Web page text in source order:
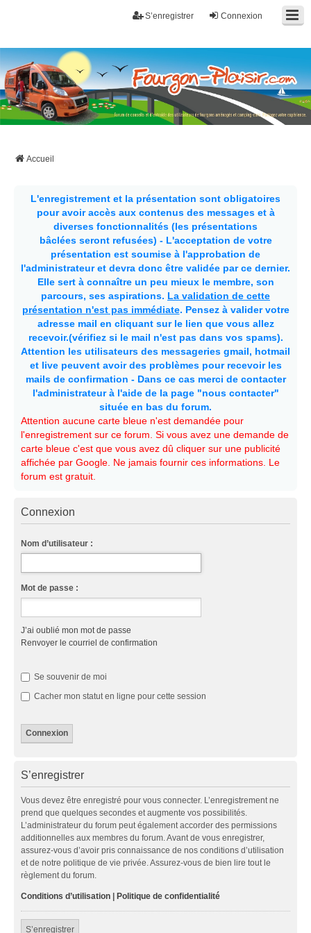
Connexion
S’enregistrer
Fourgon-plaisir.com
Forum de conseils et d'entraide des utilisateurs de fourgons, fourgons
aménagés, vans et de camping-car. Partagez votre expérience.
Accueil
L'enregistrement et la présentation sont obligatoires
pour avoir accès aux contenus des messages et à
diverses fonctionnalités (les présentations
bâclées seront refusées) - L'acceptation de votre
présentation est soumise à l'approbation de
l'administrateur et devra donc être validée par ce dernier.
Elle sert à connaître un peu mieux le membre, son
parcours, ses aspirations. La validation de cette
présentation n'est pas immédiate. Pensez à valider votre
adresse mail en cliquant sur le lien que vous allez
recevoir.(vérifiez si le mail n'est pas dans vos spams).
Attention les utilisateurs des messageries gmail, hotmail
et live peuvent avoir des problèmes pour recevoir les
mails de confirmation - Dans ce cas merci de contacter
l'administrateur à l'aide de la page "nous contacter"
située en bas du forum.
Attention aucune carte bleue n'est demandée pour
l'enregistrement sur ce forum. Si vous avez une demande de
carte bleue c'est que vous avez dû cliquer sur une publicité
affichée par Google. Ne jamais fournir ces informations. Le
forum est gratuit.
Connexion
Nom d’utilisateur :
Mot de passe :
J’ai oublié mon mot de passe
Renvoyer le courriel de confirmation
Se souvenir de moi
Cacher mon statut en ligne pour cette session
S’enregistrer
Vous devez être enregistré pour vous connecter. L’enregistrement ne
prend que quelques secondes et augmente vos possibilités.
L’administrateur du forum peut également accorder des permissions
additionnelles aux membres du forum. Avant de vous enregistrer,
assurez-vous d’avoir pris connaissance de nos conditions d’utilisation
et de notre politique de vie privée. Assurez-vous de bien lire tout le
règlement du forum.
Conditions d’utilisation Politique de confidentialité
S’enregistrer